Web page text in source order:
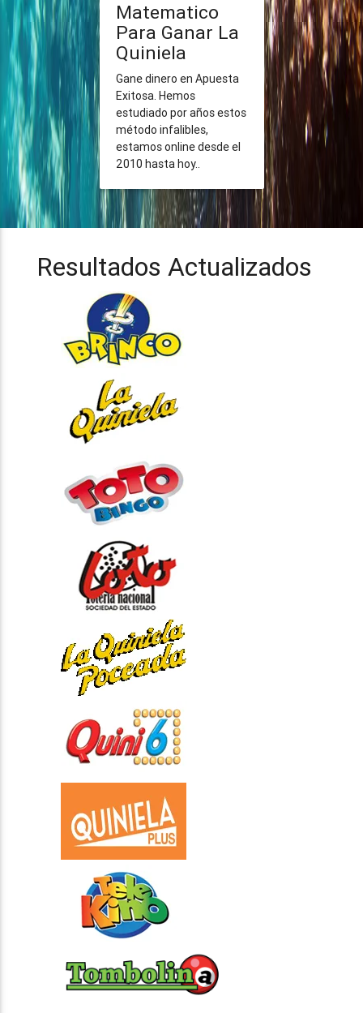
Matematico
Para Ganar La
Quiniela
Gane dinero en Apuesta
Exitosa. Hemos
estudiado por años estos
método infalibles,
estamos online desde el
2010 hasta hoy..
Resultados Actualizados